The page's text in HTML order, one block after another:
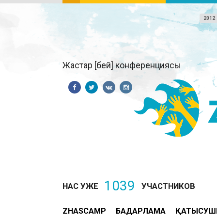
2012
Жастар [бей] конференциясы
НАС УЖЕ 1039 УЧАСТНИКОВ
ZHASCAMP БАҒДАРЛАМА